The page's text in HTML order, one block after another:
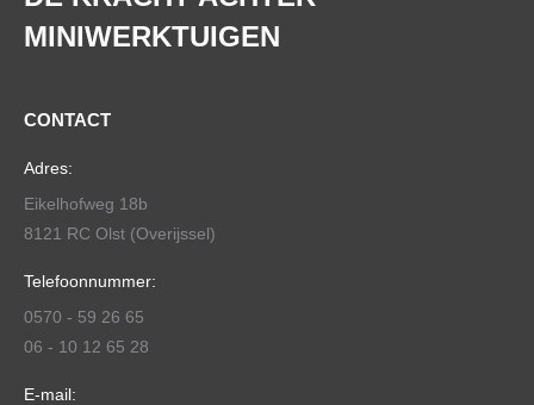
MINIWERKTUIGEN
CONTACT
Adres:
Eikelhofweg 18b
8121 RC Olst (Overijssel)
Telefoonnummer:
0570 - 59 26 65
06 - 10 12 65 28
E-mail: